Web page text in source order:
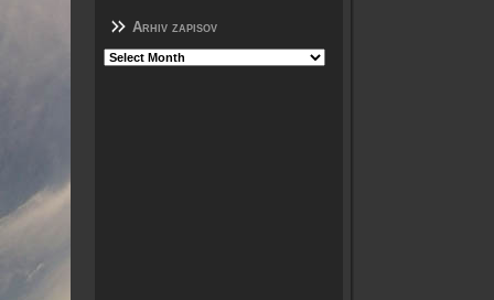
Arhiv zapisov
Arhiv
zapisov